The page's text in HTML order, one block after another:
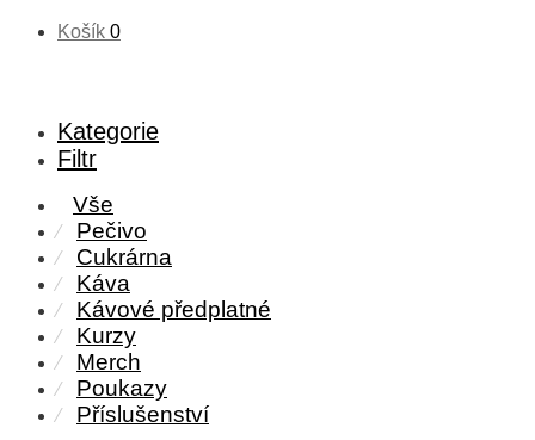
Košík 0
Kategorie
Filtr
Vše
⁄ Pečivo
⁄ Cukrárna
⁄ Káva
⁄ Kávové předplatné
⁄ Kurzy
⁄ Merch
⁄ Poukazy
⁄ Příslušenství